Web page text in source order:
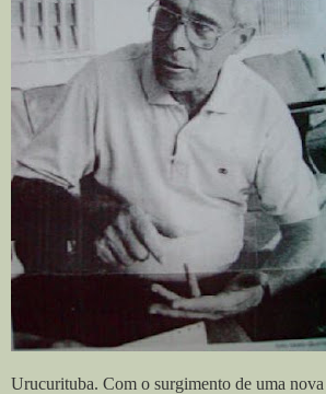
Urucurituba. Com o surgimento de uma